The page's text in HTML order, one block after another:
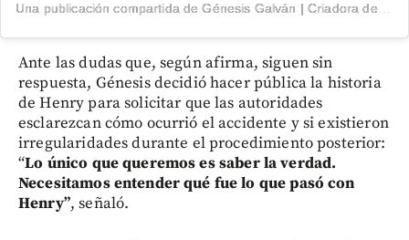
Una publicación compartida de Génesis Galván | Criadora de Conteúdo (@genesisgalvan18)
Ante las dudas que, según afirma, siguen sin
respuesta, Génesis decidió hacer pública la historia
de Henry para solicitar que las autoridades
esclarezcan cómo ocurrió el accidente y si existieron
irregularidades durante el procedimiento posterior:
“Lo único que queremos es saber la verdad.
Necesitamos entender qué fue lo que pasó con
Henry”, señaló.